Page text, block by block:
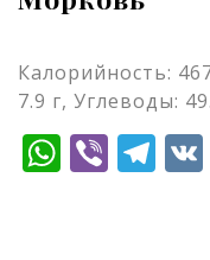
Калорийность:
7.9 г, Углеводы:
Viber